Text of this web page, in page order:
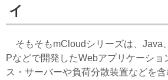
イ
そもそもmCloudシリーズは、Java
Pなどで開発したWebアプリケーショ
ス・サーバーや負荷分散装置などを